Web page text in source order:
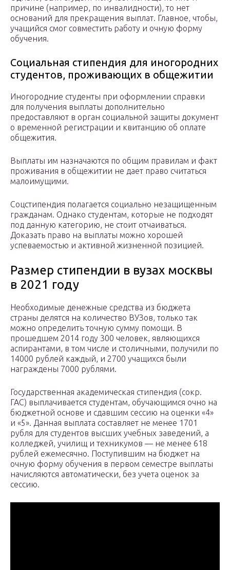
причине (например, по инвалидности), то нет
оснований для прекращения выплат. Главное, чтобы,
учащийся смог совместить работу и очную форму
обучения.
Социальная стипендия для иногородних
студентов, проживающих в общежитии
Иногородние студенты при оформлении справки
для получения выплаты дополнительно
предоставляют в орган социальной защиты документ
о временной регистрации и квитанцию об оплате
общежития.
Выплаты им назначаются по общим правилам и факт
проживания в общежитии не дает право считаться
малоимущими.
Соцстипендия полагается социально незащищенным
гражданам. Однако студентам, которые не подходят
под данную категорию, не стоит отчаиваться.
Доказать право на выплаты можно хорошей
успеваемостью и активной жизненной позицией.
Размер стипендии в вузах москвы
в 2021 году
Необходимые денежные средства из бюджета
страны делятся на количество ВУЗов, только так
можно определить точную сумму помощи. В
прошедшем 2014 году 300 человек, являющихся
аспирантами, в том числе и столичными, получили по
14000 рублей каждый, и 2700 учащихся были
награждены 7000 рублями.
Государственная академическая стипендия (сокр.
ГАС) выплачивается студентам, обучающимся очно на
бюджетной основе и сдавшим сессию на оценки «4»
и «5». Данная выплата составляет не менее 1701
рубля для студентов высших учебных заведений, а
колледжей, училищ и техникумов — не менее 618
рублей ежемесячно. Поступившим на бюджет на
очную форму обучения в первом семестре выплаты
начисляются автоматически, без учета оценок за
сессию.